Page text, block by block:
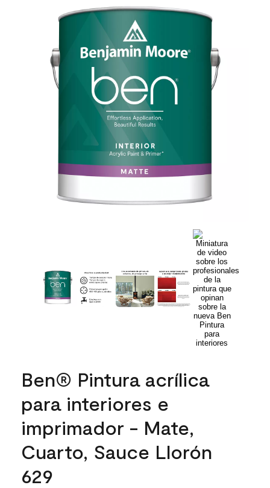
Ben® Pintura acrílica
para interiores e
imprimador - Mate,
Cuarto, Sauce Llorón
629